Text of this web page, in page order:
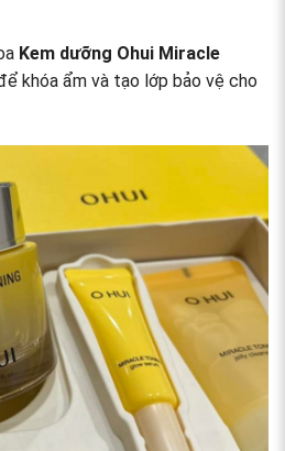
Kem dưỡng Ohui Miracle
khóa ẩm và tạo lớp bảo vệ cho